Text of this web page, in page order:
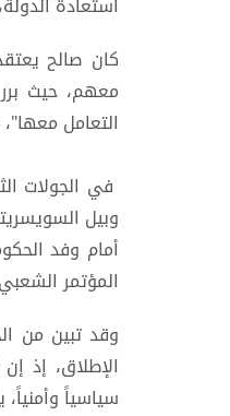
كان صالح
معهم، حيث
التعامل
في الجولات
وبيل
أمام وفد
المؤتمر
وقد تبين من
الإطلاق، إذ
سياسياً